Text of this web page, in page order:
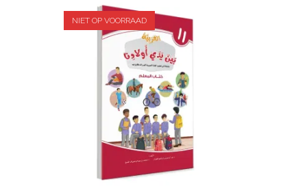
NIET OP VOORRAAD